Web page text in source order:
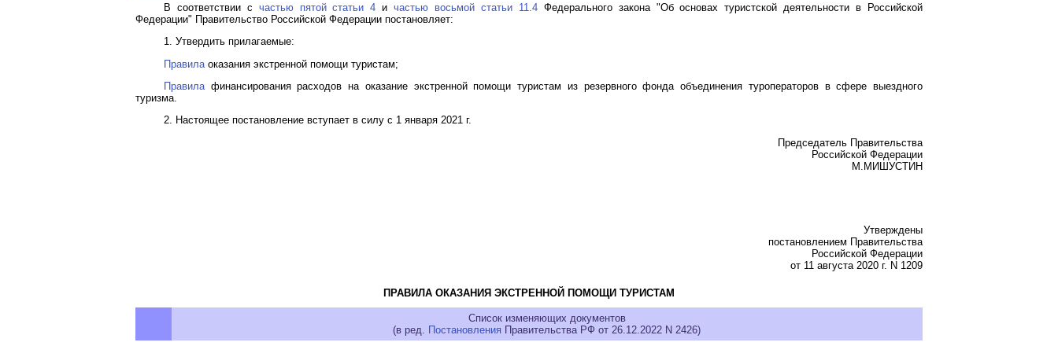
В соответствии с частью пятой статьи 4 ичастью восьмой статьи 11.4Федерального закона "Об основах туристской деятельности в Российской
Федерации" Правительство Российской Федерации постановляет:
1. Утвердить прилагаемые:
Правила оказания экстренной помощи туристам;
Правила финансирования расходов на оказание экстренной помощи туристам из резервного фонда объединения туроператоров в сфере выездного
туризма.
2. Настоящее постановление вступает в силу с 1 января 2021 г.
Председатель Правительства
Российской Федерации
М.МИШУСТИН
Утверждены
постановлением Правительства
Российской Федерации
от 11 августа 2020 г. N 1209
ПРАВИЛА ОКАЗАНИЯ ЭКСТРЕННОЙ ПОМОЩИ ТУРИСТАМ
Список изменяющих документов
(в ред. Постановления Правительства РФ от 26.12.2022 N 2426)